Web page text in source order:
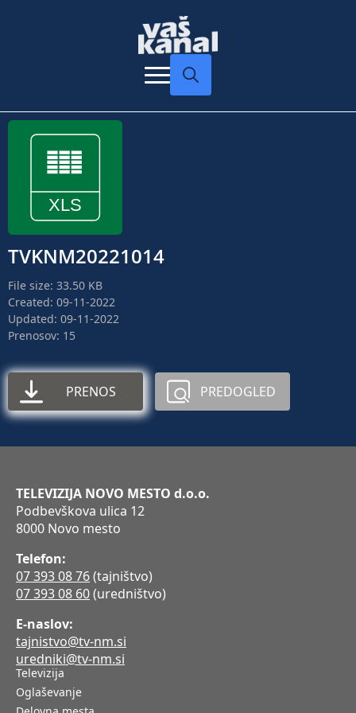
TVKNM20221014
File size: 33.50 KB
Created: 09-11-2022
Updated: 09-11-2022
Prenosov: 15
PRENOS PREDOGLED
TELEVIZIJA NOVO MESTO d.o.o.
Podbevškova ulica 12
8000 Novo mesto
Telefon:
07 393 08 76(tajništvo)
07 393 08 60(uredništvo)
E-naslov:
tajnistvo@tv-nm.si
uredniki@tv-nm.si
Televizija
Oglaševanje